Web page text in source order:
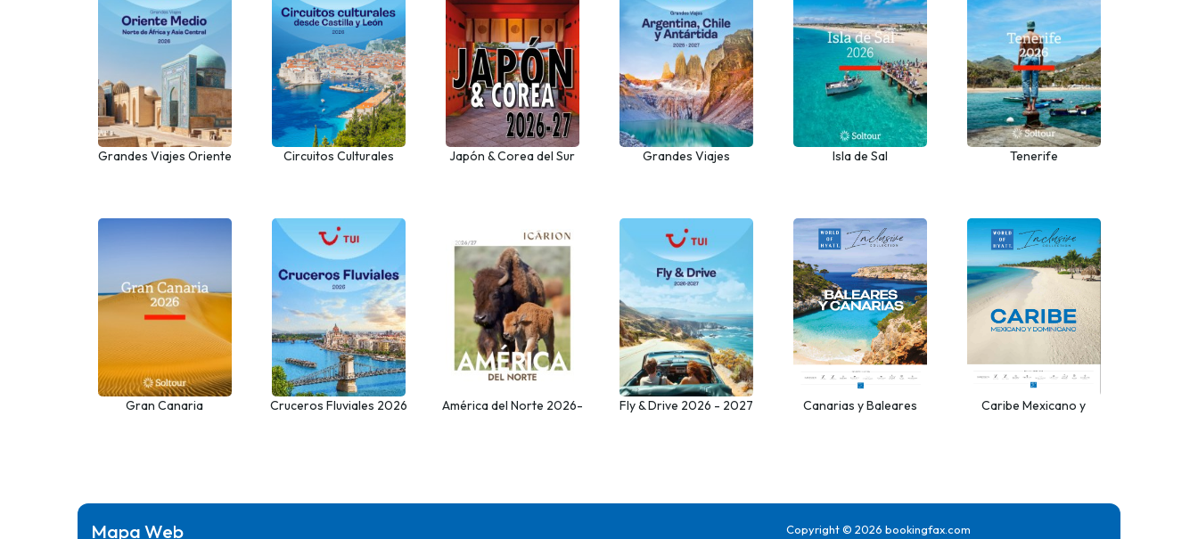
Grandes Viajes Oriente
Circuitos Culturales
Japón & Corea del Sur
Grandes Viajes
Isla de Sal Tenerife
Gran Canaria Cruceros Fluviales 2026
América del Norte 2026-
Fly & Drive 2026 - 2027 Canarias y Baleares
Caribe Mexicano y
Mapa Web Copyright © 2026 bookingfax.com